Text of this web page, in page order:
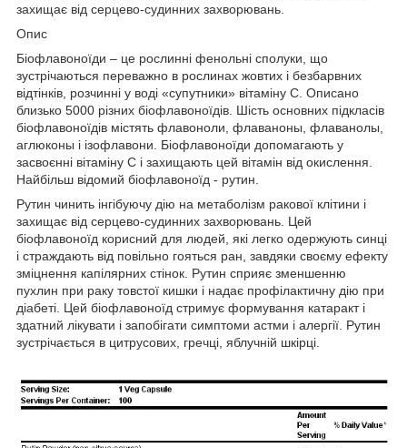
захищає від серцево-судинних захворювань.
Опис
Біофлавоноїди – це рослинні фенольні сполуки, що
зустрічаються переважно в рослинах жовтих і безбарвних
відтінків, розчинні у воді «супутники» вітаміну С. Описано
близько 5000 різних біофлавоноїдів. Шість основних підкласів
біофлавоноїдів містять флавоноли, флаваноны, флаванолы,
аглюконы і ізофлавони. Біофлавоноїди допомагають у
засвоєнні вітаміну С і захищають цей вітамін від окислення.
Найбільш відомий біофлавоноїд - рутин.
Рутин чинить інгібуючу дію на метаболізм ракової клітини і
захищає від серцево-судинних захворювань. Цей
біофлавоноїд корисний для людей, які легко одержують синці
і страждають від повільно гояться ран, завдяки своєму ефекту
зміцнення капілярних стінок. Рутин сприяє зменшенню
пухлин при раку товстої кишки і надає профілактичну дію при
діабеті. Цей біофлавоноїд стримує формування катаракт і
здатний лікувати і запобігати симптоми астми і алергії. Рутин
зустрічається в цитрусових, гречці, яблучній шкірці.